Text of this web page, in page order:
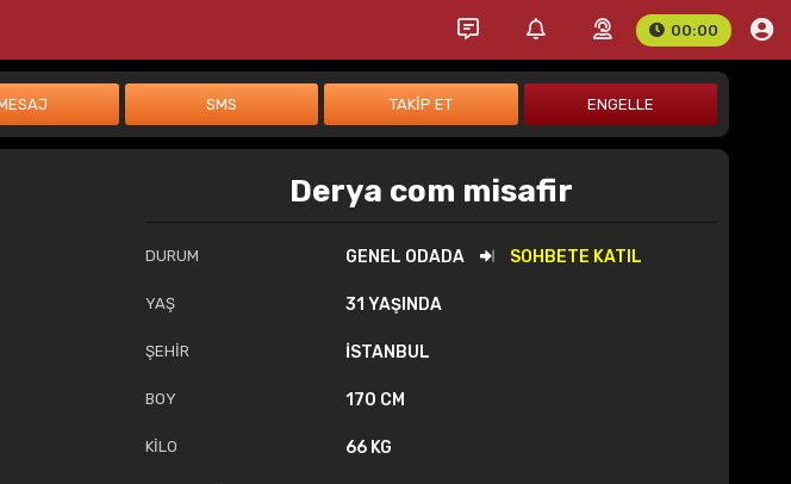
00:00
Derya com misafir
DURUM GENEL ODADA SOHBETE KATIL
YAŞ 31 YAŞINDA
ŞEHİR İSTANBUL
BOY 170 CM
KİLO 66 KG